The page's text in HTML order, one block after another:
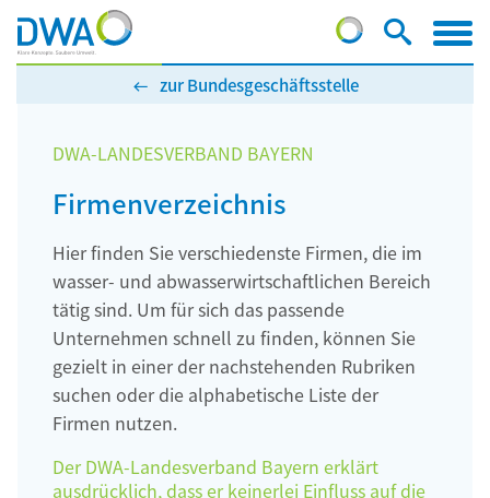
zur Bundesgeschäftsstelle
DWA-LANDESVERBAND BAYERN
Firmenverzeichnis
Hier finden Sie verschiedenste Firmen, die im
wasser- und abwasserwirtschaftlichen Bereich
tätig sind. Um für sich das passende
Unternehmen schnell zu finden, können Sie
gezielt in einer der nachstehenden Rubriken
suchen oder die alphabetische Liste der
Firmen nutzen.
Der DWA-Landesverband Bayern erklärt
ausdrücklich, dass er keinerlei Einfluss auf die